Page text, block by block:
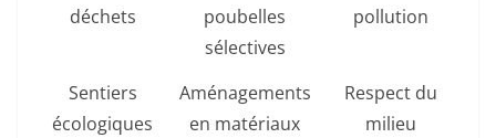
déchets
poubelles
sélectives
pollution
Sentiers
écologiques
Aménagements
en matériaux
Respect du
milieu